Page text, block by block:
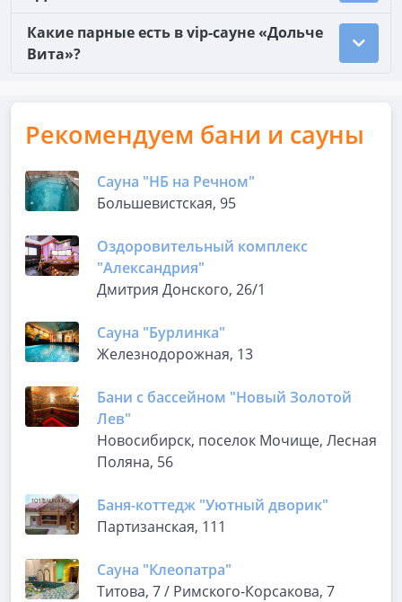
Какие парные есть в vip-сауне «Дольче
Вита»?
Рекомендуем бани и сауны
Сауна "НБ на Речном"
Большевистская, 95
Оздоровительный комплекс
"Александрия"
Дмитрия Донского, 26/1
Сауна "Бурлинка"
Железнодорожная, 13
Бани с бассейном "Новый Золотой
Лев"
Новосибирск, поселок Мочище, Лесная
Поляна, 56
Баня-коттедж "Уютный дворик"
Партизанская, 111
Сауна "Клеопатра"
Титова, 7 / Римского-Корсакова, 7